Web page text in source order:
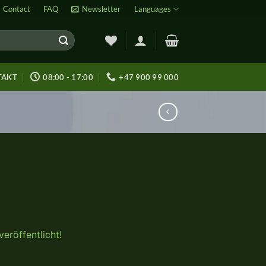
Contact FAQ Newsletter Languages
08:00 - 17:00 +47 900 99 000